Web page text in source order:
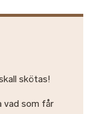
skötas!
vad som får